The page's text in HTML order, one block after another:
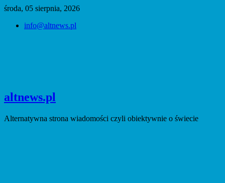
Skip
content
środa, 05 sierpnia, 2026
info@altnews.pl
altnews.pl
Alternatywna strona wiadomości czyli obiektywnie o świecie